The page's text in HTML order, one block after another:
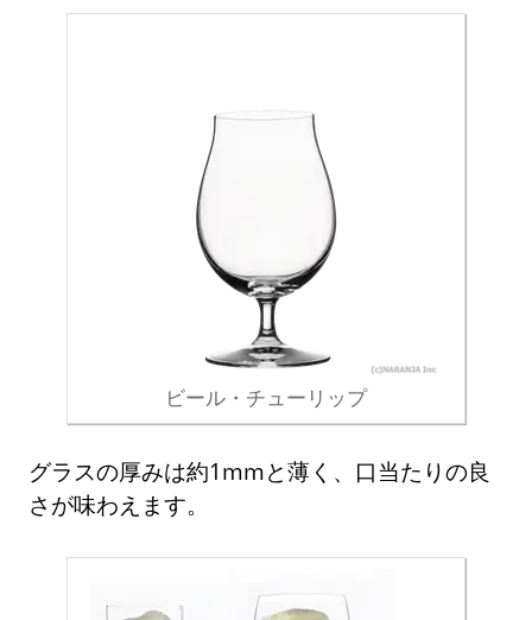
ビール・チューリップ
グラスの厚みは約1mmと薄く、口当たりの良
さが味わえます。